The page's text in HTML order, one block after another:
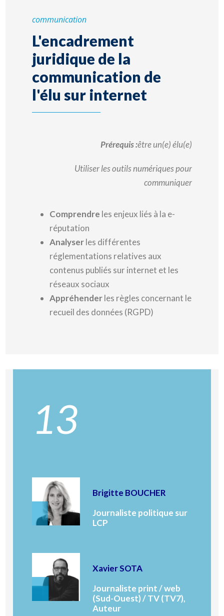
communication
L'encadrement
juridique de la
communication de
l'élu sur internet
Prérequis :être un(e) élu(e)
Utiliser les outils numériques pour
communiquer
Comprendre les enjeux liés à la e-
réputation
Analyserles différentes
réglementations relatives aux
contenus publiés sur internet et les
réseaux sociaux
Appréhenderles règles concernant le
recueil des données (RGPD)
13
Brigitte BOUCHER
Journaliste politique sur
LCP
Xavier SOTA
Journaliste print / web
(Sud-Ouest) / TV (TV7),
Auteur